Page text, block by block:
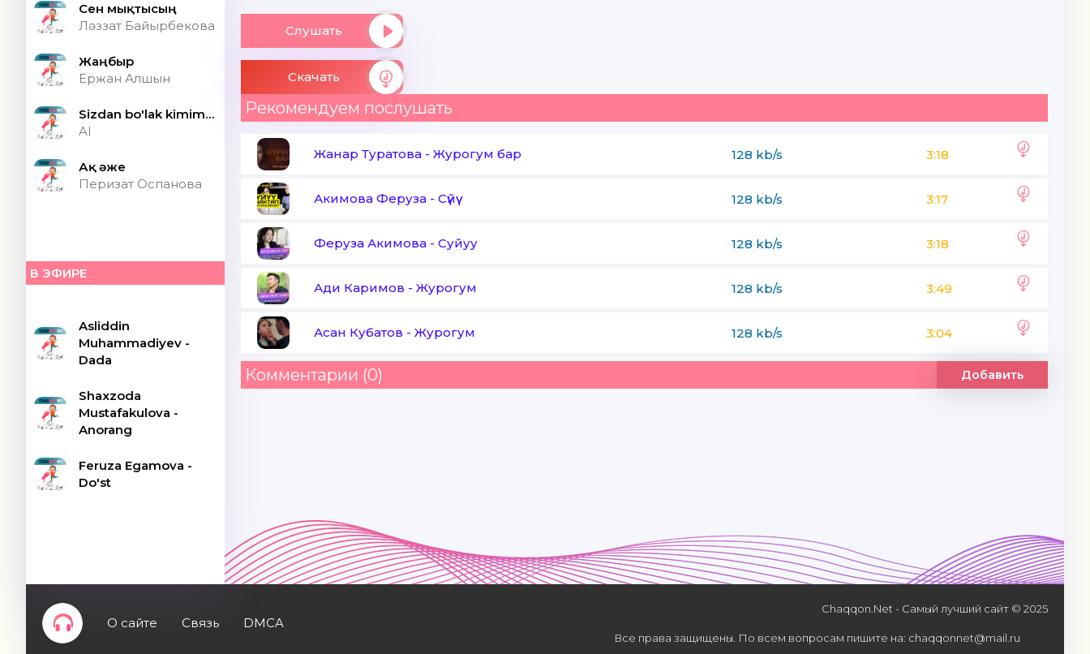
Сен мықтысың
Ләззат Байырбекова
Жаңбыр
Ержан Алшын
Sizdan bo'lak kimim bor ONA (Speed up)
AI
Ақ әже
Перизат Оспанова
В ЭФИРЕ
Asliddin
Muhammadiyev -
Dada
Shaxzoda
Mustafakulova -
Anorang
Feruza Egamova -
Do'st
Слушать
Скачать
Рекомендуем послушать
Жанар Туратова - Журогум бар 128 kb/s 3:18
Акимова Феруза - Сүйүү 128 kb/s 3:17
Феруза Акимова - Суйуу 128 kb/s 3:18
Ади Каримов - Журогум 128 kb/s 3:49
Асан Кубатов - Журогум 128 kb/s 3:04
Комментарии (0) Добавить
О сайте Связь DMCA
Chaqqon.Net - Самый лучший сайт © 2025
Все права защищены. По всем вопросам пишите на: chaqqonnet@mail.ru